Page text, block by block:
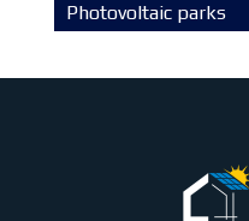
Photovoltaic parks